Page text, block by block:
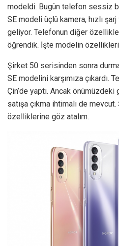
modeldi. Bugün telefon sessiz
SE modeli üçlü kamera, hızlı
geliyor. Telefonun diğer
öğrendik. İşte modelin
Şirket 50 serisinden sonra
SE modelini karşımıza çıkardı.
Çin’de yaptı. Ancak
satışa çıkma ihtimali de
özelliklerine göz atalım.